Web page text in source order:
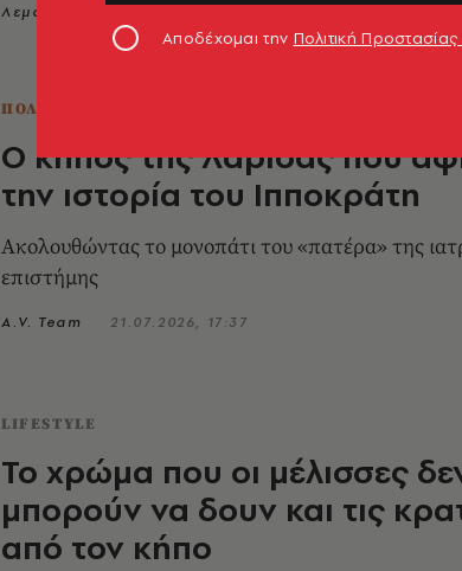
Λεμονιά Καψάλη
ΠΟΛΕΙΣ
Ο κήπος της Λάρισας που
την ιστορία του Ιπποκράτη
Ακολουθώντας το μονοπάτι του «πατέρα» της
επιστήμης
A.V. Team 21.07.2026, 17:37
LIFESTYLE
Το χρώμα που οι μέλισσες
μπορούν να δουν και τις
από τον κήπο
Αποδέχομαι την Πολιτική